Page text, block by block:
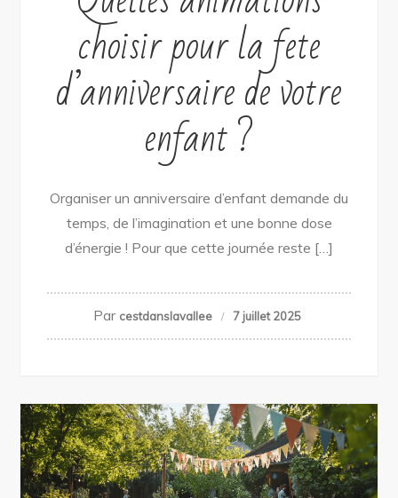
choisir pour la fete
d’anniversaire de votre
enfant ?
Organiser un anniversaire d’enfant demande du
temps, de l’imagination et une bonne dose
d’énergie ! Pour que cette journée reste […]
Par cestdanslavallee 7 juillet 2025